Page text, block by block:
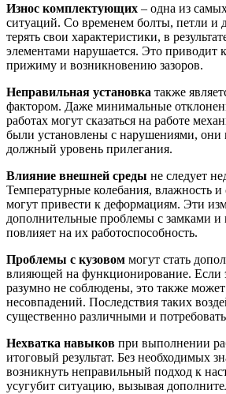
Износ комплектующих – одна из
ситуаций. Со временем болты, петли и
терять свои характеристики, в
элементами нарушается. Это приводит
прижиму и возникновению зазоров.
Неправильная установка также
фактором. Даже минимальные
работах могут сказаться на работе
были установлены с нарушениями, они
должный уровень прилегания.
Влияние внешней среды не следует
Температурные колебания, влажность и
могут привести к деформациям. Эти
дополнительные проблемы с замками и
повлияет на их работоспособность.
Проблемы с кузовом могут стать
влияющей на функционирование. Если
разумно не соблюдены, это также
несовпадений. Последствия таких
существенно различными и
Нехватка навыков при выполнении
итоговый результат. Без необходимых
возникнуть неправильный подход к
усугубит ситуацию, вызывая